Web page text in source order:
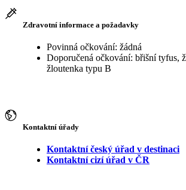
Zdravotní informace a požadavky
Povinná očkování: žádná
Doporučená očkování: břišní tyfus,
žloutenka typu B
Kontaktní úřady
Kontaktní český úřad v destinaci
Kontaktní cizí úřad v ČR